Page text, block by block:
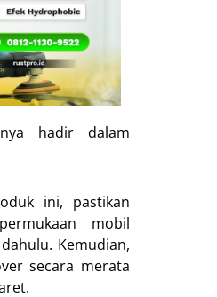
hadir dalam
ini, pastikan
mobil
Kemudian,
secara merata